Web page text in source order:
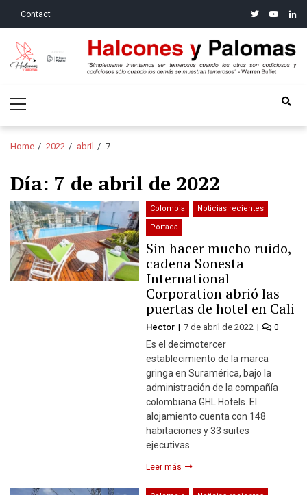
Contact twitteryoutube
Halcones y Palomas
Menu
Home 2022 abril 7
Día: 7 de abril de 2022
Colombia Noticias recientes
Portada
Sin hacer mucho ruido,
cadena Sonesta
International
Corporation abrió las
puertas de hotel en Cali
Hector 7 de abril de 2022 0
Es el decimotercer
establecimiento de la marca
gringa en Suramérica, bajo la
administración de la compañía
colombiana GHL Hotels. El
alojamiento cuenta con 148
habitaciones y 33 suites
ejecutivas.
Leer más